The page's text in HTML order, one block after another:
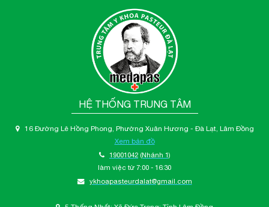
HỆ THỐNG TRUNG TÂM
16 Đường Lê Hồng Phong, Phường Xuân Hương - Đà Lạt, Lâm Đồng
Xem bản đồ
19001042 (Nhánh 1)
làm việc từ 7:00 - 16:30
ykhoapasteurdalat@gmail.com